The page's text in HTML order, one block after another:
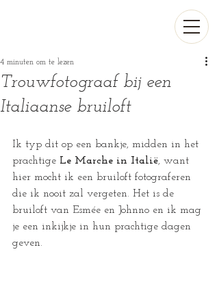
Trouwfotograaf bij een
Italiaanse bruiloft
4 minuten om te lezen
Ik typ dit op een bankje, midden in het
prachtige Le Marche in Italië, want
hier mocht ik een bruiloft fotograferen
die ik nooit zal vergeten. Het is de
bruiloft van Esmée en Johnno en ik mag
je een inkijkje in hun prachtige dagen
geven.